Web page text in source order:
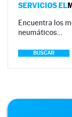
SERVICIOS EL
Encuentra los
neumáticos…
BUSCAR